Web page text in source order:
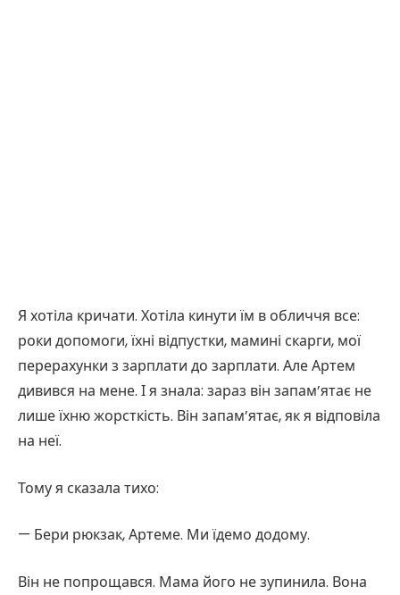
Я хотіла кричати. Хотіла кинути їм в обличчя все:
роки допомоги, їхні відпустки, мамині скарги, мої
перерахунки з зарплати до зарплати. Але Артем
дивився на мене. І я знала: зараз він запам’ятає не
лише їхню жорсткість. Він запам’ятає, як я відповіла
на неї.
Тому я сказала тихо:
— Бери рюкзак, Артеме. Ми їдемо додому.
Він не попрощався. Мама його не зупинила. Вона